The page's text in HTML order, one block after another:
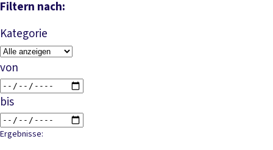
Filtern nach:
Kategorie
von
bis
Ergebnisse: